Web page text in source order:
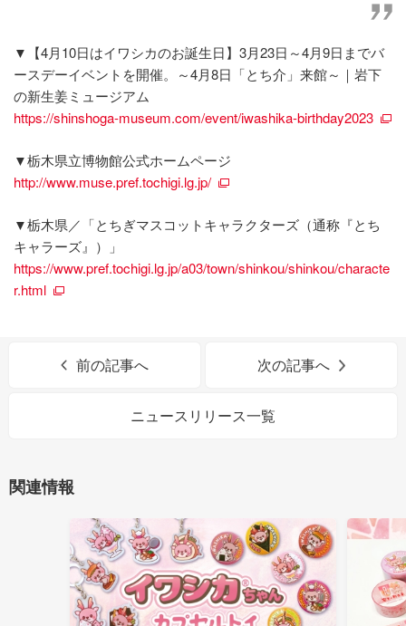
▼【4月10日はイワシカのお誕生日】3月23日～4月9日までバ
ースデーイベントを開催。～4月8日「とち介」来館～｜岩下
の新生姜ミュージアム
https://shinshoga-museum.com/event/iwashika-birthday2023
▼栃木県立博物館公式ホームページ
http://www.muse.pref.tochigi.lg.jp/
▼栃木県／「とちぎマスコットキャラクターズ（通称『とち
キャラーズ』）」
https://www.pref.tochigi.lg.jp/a03/town/shinkou/shinkou/characte
r.html
前の記事へ 次の記事へ
ニュースリリース一覧
関連情報